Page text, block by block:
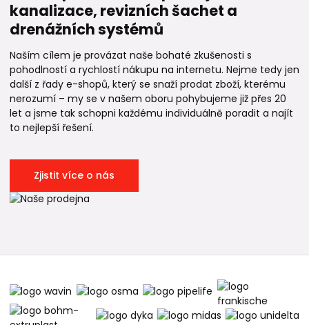
kanalizace, revizních šachet a
drenážních systémů
Naším cílem je provázat naše bohaté zkušenosti s
pohodlností a rychlostí nákupu na internetu. Nejme tedy jen
další z řady e-shopů, který se snaží prodat zboží, kterému
nerozumí – my se v našem oboru pohybujeme již přes 20
let a jsme tak schopni každému individuálně poradit a najít
to nejlepší řešení.
Zjistit více o nás